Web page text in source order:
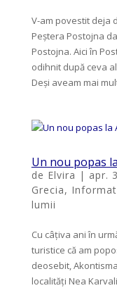
V-am povestit deja
Peștera Postojna
Postojna. Aici în
odihnit după ceva
Deși aveam mai
Un nou popas
de Elvira | apr.
Grecia,
lumii
Cu câțiva ani în
turistice că am
deosebit,
localități Nea